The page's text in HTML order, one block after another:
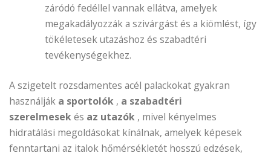
záródó fedéllel vannak ellátva, amelyek
megakadályozzák a szivárgást és a kiömlést, így
tökéletesek utazáshoz és szabadtéri
tevékenységekhez.
A szigetelt rozsdamentes acél palackokat gyakran
használják a sportolók , a szabadtéri
szerelmesekés az utazók , mivel kényelmes
hidratálási megoldásokat kínálnak, amelyek képesek
fenntartani az italok hőmérsékletét hosszú edzések,